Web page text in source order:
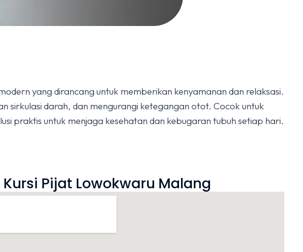
yang dirancang untuk memberikan kenyamanan dan relaksasi.
sirkulasi darah, dan mengurangi ketegangan otot. Cocok untuk
praktis untuk menjaga kesehatan dan kebugaran tubuh setiap hari.
Pijat Lowokwaru Malang